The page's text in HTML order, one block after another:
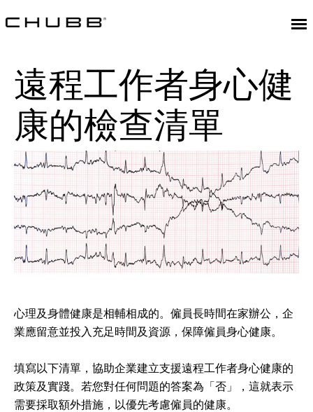
遠程工作者身心健
康的檢查清單
心理及身體健康是相輔相成的。僱員長時間在家辦公，企
業應留意並投入充足時間及資源，保障僱員身心健康。
填寫以下清單，協助企業建立支援遠程工作者身心健康的
政策及實踐。若您對任何問題的答案為「否」，這就表示
需要採取額外措施，以優先考慮僱員的健康。